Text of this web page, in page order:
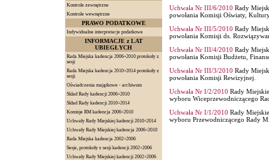
Kontrole zewnętrzne
Kontrole wewnętrzne
PRAWO PODATKOWE
Indywidualne interpretacje podatkowe
INFORMACJE z LAT
UBIEGŁYCH
Rada Miejska kadencja 2006÷2010 protokoły z
sesji
Rada Miejska kadencja 2010÷2014 protokoły z
sesji
Oświadczenia majątkowe - archiwum
Skład Rady kadencji 2006÷2010
Skład Rady kadencji 2010÷2014
Komisje RM kadencja 2006÷2010
Uchwały Rady Miejskiej kadencji 2010÷2014
Uchwały Rady Miejskiej kadencja 2006÷2010
Rada Miejska kadencja 2002÷2006
Sesje, protokoły z sesji kadencji 2002÷2006
Uchwały Rady Miejskiej kadencji 2002÷2006
Uchwała Nr III/6/2010 Rady
powołania Komisji Oświaty,
Uchwała Nr III/5/2010 Rady
powołania Komisji ds.
Uchwała Nr III/4/2010 Rady
powołania Komisji Budżetu,
Uchwała Nr III/3/2010 Rady
powołania Komisji Rewizyjnej.
Uchwała Nr I/2/2010 Rady
wyboru Wiceprzewodniczącego
Uchwała Nr I/1/2010 Rady
wyboru Przewodniczącego Rady